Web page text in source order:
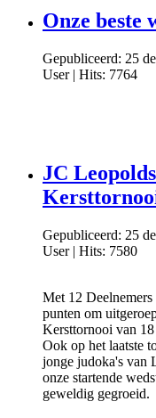
Onze beste
Gepubliceerd: 25
User| Hits: 7764
JC
Gepubliceerd: 25
User| Hits: 7580
Met 12
punten om
Kersttornooi van
Ook op het laatste
jonge judoka's van
onze startende
geweldig gegroeid.